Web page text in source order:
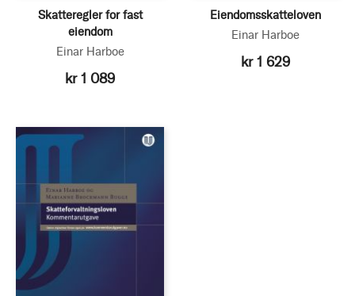
Skatteregler for fast
eiendom
Einar Harboe
kr 1 089
Eiendomsskatteloven
Einar Harboe
kr 1 629